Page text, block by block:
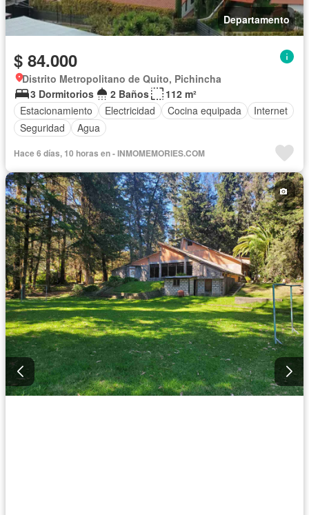
Departamento
$ 84.000
Distrito Metropolitano de Quito, Pichincha
3 Dormitorios
2 Baños
112 m²
Estacionamiento
Electricidad Cocina equipada
Internet
Seguridad
Agua
Hace 6 días, 10 horas en - INMOMEMORIES.COM